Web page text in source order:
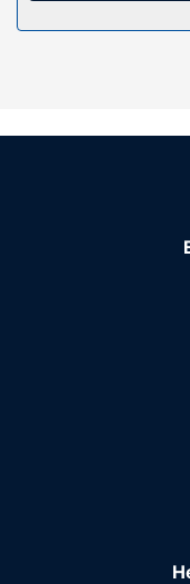
barbekü ızgaraları